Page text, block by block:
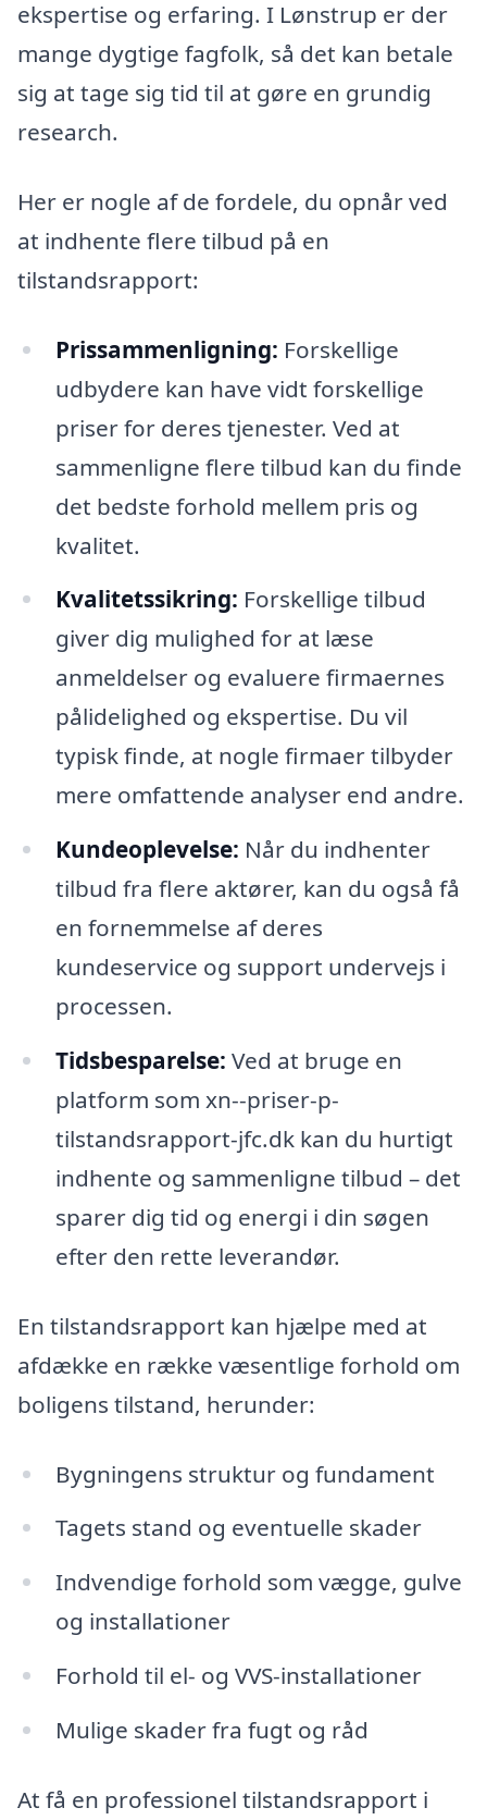
ekspertise og erfaring. I Lønstrup er der
mange dygtige fagfolk, så det kan betale
sig at tage sig tid til at gøre en grundig
research.
Her er nogle af de fordele, du opnår ved
at indhente flere tilbud på en
tilstandsrapport:
Prissammenligning: Forskellige
udbydere kan have vidt forskellige
priser for deres tjenester. Ved at
sammenligne flere tilbud kan du finde
det bedste forhold mellem pris og
kvalitet.
Kvalitetssikring: Forskellige tilbud
giver dig mulighed for at læse
anmeldelser og evaluere firmaernes
pålidelighed og ekspertise. Du vil
typisk finde, at nogle firmaer tilbyder
mere omfattende analyser end andre.
Kundeoplevelse: Når du indhenter
tilbud fra flere aktører, kan du også få
en fornemmelse af deres
kundeservice og support undervejs i
processen.
Tidsbesparelse: Ved at bruge en
platform som xn--priser-p-
tilstandsrapport-jfc.dk kan du hurtigt
indhente og sammenligne tilbud – det
sparer dig tid og energi i din søgen
efter den rette leverandør.
En tilstandsrapport kan hjælpe med at
afdække en række væsentlige forhold om
boligens tilstand, herunder:
Bygningens struktur og fundament
Tagets stand og eventuelle skader
Indvendige forhold som vægge, gulve
og installationer
Forhold til el- og VVS-installationer
Mulige skader fra fugt og råd
At få en professionel tilstandsrapport i